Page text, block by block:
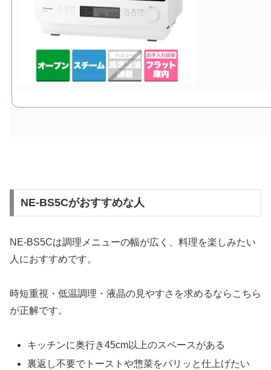
NE-BS5Cがおすすめな人
NE-BS5Cは調理メニューの幅が広く、料理を楽しみたい
人におすすめです。
時短重視・低温調理・液晶の見やすさを求めるならこちら
が正解です。
キッチンに奥行き45cm以上のスペースがある
裏返し不要でトーストや惣菜をパリッと仕上げたい